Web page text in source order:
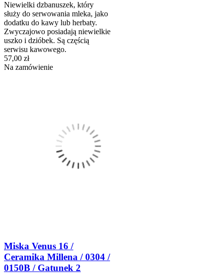
Niewielki dzbanuszek, który
służy do serwowania mleka, jako
dodatku do kawy lub herbaty.
Zwyczajowo posiadają niewielkie
uszko i dzióbek. Są częścią
serwisu kawowego.
57,00 zł
Na zamówienie
Miska Venus 16 /
Ceramika Millena / 0304 /
0150B / Gatunek 2